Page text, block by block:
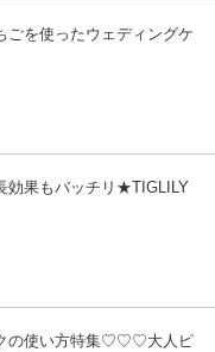
を使ったウェディングケ
効果もバッチリ★TIGLILY
の使い方特集♡♡♡大人ピ